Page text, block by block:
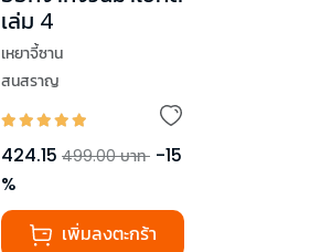
เล่ม 4
เหยาจี้ซาน
สนสราญ
424.15 499.00 บาท -15
%
เพิ่มลงตะกร้า